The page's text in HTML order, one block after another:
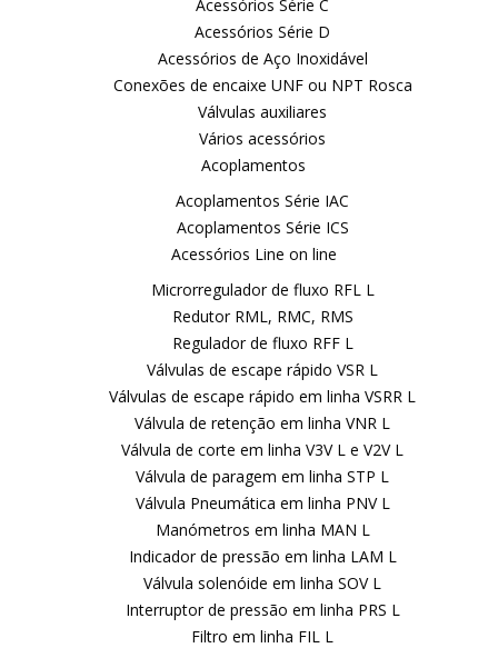
Acessórios Série C
Acessórios Série D
Acessórios de Aço Inoxidável
Conexões de encaixe UNF ou NPT Rosca
Válvulas auxiliares
Vários acessórios
Acoplamentos
Acoplamentos Série IAC
Acoplamentos Série ICS
Acessórios Line on line
Microrregulador de fluxo RFL L
Redutor RML, RMC, RMS
Regulador de fluxo RFF L
Válvulas de escape rápido VSR L
Válvulas de escape rápido em linha VSRR L
Válvula de retenção em linha VNR L
Válvula de corte em linha V3V L e V2V L
Válvula de paragem em linha STP L
Válvula Pneumática em linha PNV L
Manómetros em linha MAN L
Indicador de pressão em linha LAM L
Válvula solenóide em linha SOV L
Interruptor de pressão em linha PRS L
Filtro em linha FIL L